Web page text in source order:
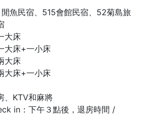
魚民宿、515會館民宿、52菊島旅
大床
大床+一小床
大床
大床+一小床
、KTV和麻將
in：下午３點後，退房時間 /